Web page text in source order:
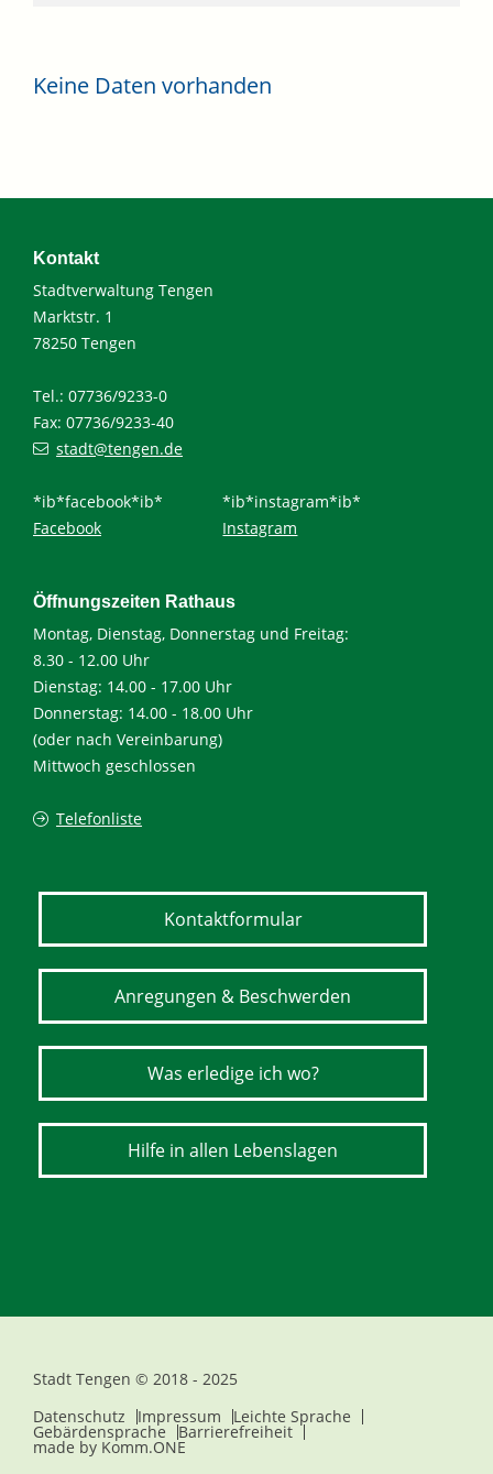
Keine Daten vorhanden
Kontakt
Stadtverwaltung Tengen
Marktstr. 1
78250 Tengen
Tel.: 07736/9233-0
Fax: 07736/9233-40
stadt@tengen.de
*ib*facebook*ib*
Facebook
*ib*instagram*ib*
Instagram
Öffnungszeiten Rathaus
Montag, Dienstag, Donnerstag und Freitag:
8.30 - 12.00 Uhr
Dienstag: 14.00 - 17.00 Uhr
Donnerstag: 14.00 - 18.00 Uhr
(oder nach Vereinbarung)
Mittwoch geschlossen
Telefonliste
Kontaktformular
Anregungen & Beschwerden
Was erledige ich wo?
Hilfe in allen Lebenslagen
Stadt Tengen © 2018 - 2025
Datenschutz
Impressum Leichte Sprache
Gebärdensprache Barrierefreiheit
made by Komm.ONE